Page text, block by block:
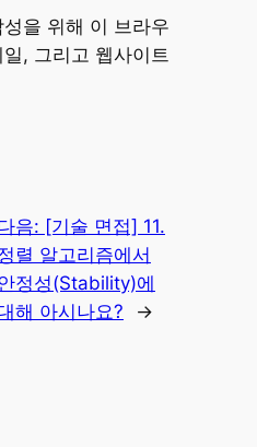
을 위해 이 브라우
, 그리고 웹사이트
음: [기술 면접] 11.
렬 알고리즘에서
정성(Stability)에
해 아시나요?
→